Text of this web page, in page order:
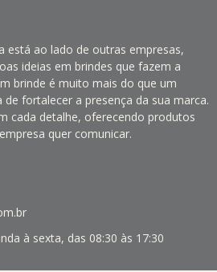
está ao lado de outras empresas,
ideias em brindes que fazem a
brinde é muito mais do que um
fortalecer a presença da sua marca.
cada detalhe, oferecendo produtos
quer comunicar.
à sexta, das 08:30 às 17:30